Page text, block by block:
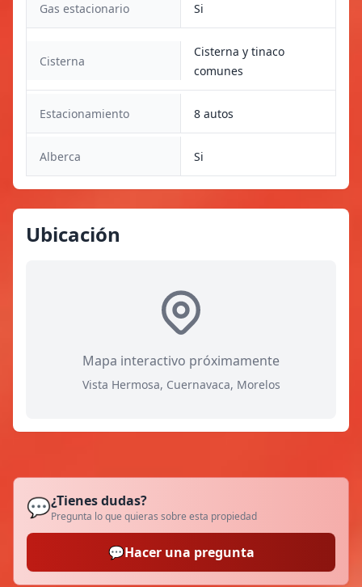
Gas estacionario Si
Cisterna
Cisterna y tinaco
comunes
Estacionamiento 8 autos
Alberca Si
Ubicación
Mapa interactivo próximamente
Vista Hermosa, Cuernavaca, Morelos
💬¿Tienes dudas?
Pregunta lo que quieras sobre esta propiedad
💬Hacer una pregunta